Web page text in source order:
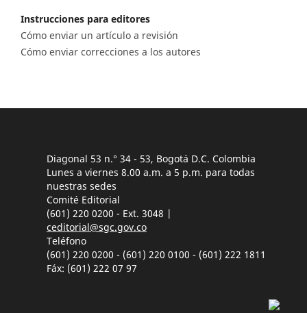
Instrucciones para editores
Cómo enviar un artículo a revisión
Cómo enviar correcciones a los autores
Diagonal 53 n.° 34 - 53, Bogotá D.C. Colombia
Lunes a viernes 8.00 a.m. a 5 p.m. para todas
nuestras sedes
Comité Editorial
(601) 220 0200 - Ext. 3048 |
ceditorial@sgc.gov.co
Teléfono
(601) 220 0200 - (601) 220 0100 - (601) 222 1811
Fáx: (601) 222 07 97